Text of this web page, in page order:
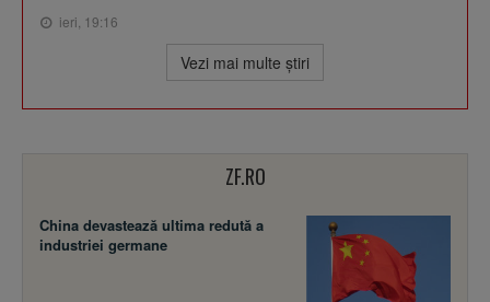
ieri, 19:16
Vezi mai multe ştiri
ZF.RO
China devastează ultima redută a
industriei germane